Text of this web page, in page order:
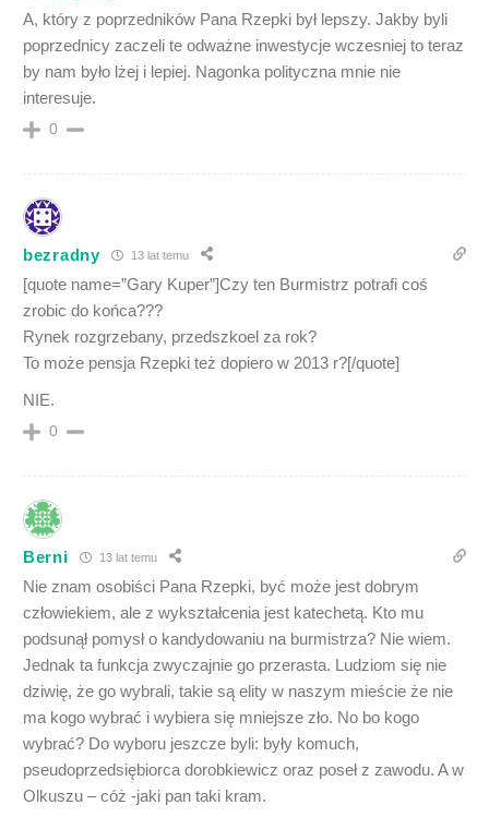
A, który z poprzedników Pana Rzepki był lepszy. Jakby byli
poprzednicy zaczeli te odważne inwestycje wczesniej to teraz
by nam było lżej i lepiej. Nagonka polityczna mnie nie
interesuje.
0
bezradny 13 lat temu
[quote name=”Gary Kuper”]Czy ten Burmistrz potrafi coś
zrobic do końca???
Rynek rozgrzebany, przedszkoel za rok?
To może pensja Rzepki też dopiero w 2013 r?[/quote]
NIE.
0
Berni 13 lat temu
Nie znam osobiści Pana Rzepki, być może jest dobrym
człowiekiem, ale z wykształcenia jest katechetą. Kto mu
podsunął pomysł o kandydowaniu na burmistrza? Nie wiem.
Jednak ta funkcja zwyczajnie go przerasta. Ludziom się nie
dziwię, że go wybrali, takie są elity w naszym mieście że nie
ma kogo wybrać i wybiera się mniejsze zło. No bo kogo
wybrać? Do wyboru jeszcze byli: były komuch,
pseudoprzedsiębiorca dorobkiewicz oraz poseł z zawodu. A w
Olkuszu – cóż -jaki pan taki kram.